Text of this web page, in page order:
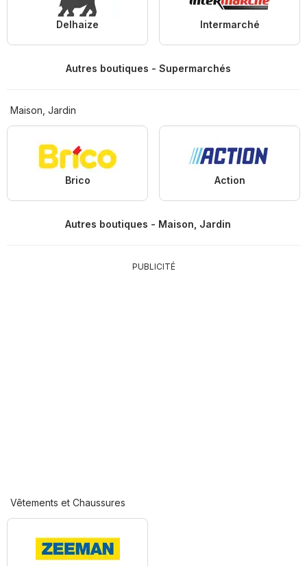
Delhaize Intermarché
Autres boutiques - Supermarchés
Maison, Jardin
Brico Action
Autres boutiques - Maison, Jardin
PUBLICITÉ
Vêtements et Chaussures